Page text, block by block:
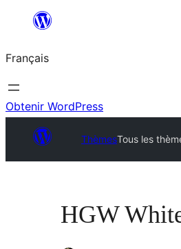
contenu
Français
Obtenir WordPress
ThèmesTous les
HGW